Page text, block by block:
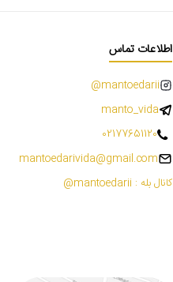
اطلاعات تماس
mantoedarii@
manto_vida
02177651120
mantoedarivida@gmail.com
کانال بله : mantoedarii@